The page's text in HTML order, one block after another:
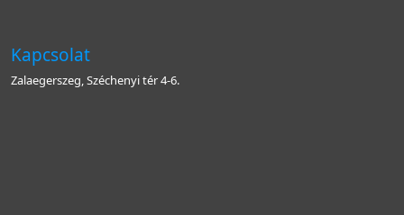
Kapcsolat
Zalaegerszeg, Széchenyi tér 4-6.